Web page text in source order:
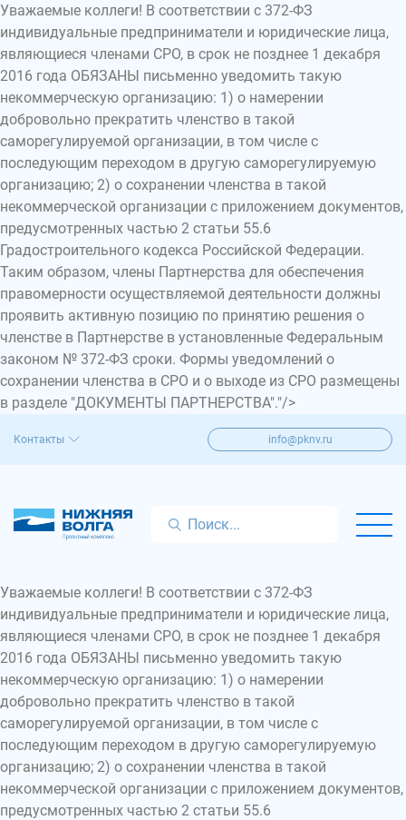
Уважаемые коллеги! В соответствии с 372-ФЗ
индивидуальные предприниматели и юридические лица,
являющиеся членами СРО, в срок не позднее 1 декабря
2016 года ОБЯЗАНЫ письменно уведомить такую
некоммерческую организацию: 1) о намерении
добровольно прекратить членство в такой
саморегулируемой организации, в том числе с
последующим переходом в другую саморегулируемую
организацию; 2) о сохранении членства в такой
некоммерческой организации с приложением документов,
предусмотренных частью 2 статьи 55.6
Градостроительного кодекса Российской Федерации.
Таким образом, члены Партнерства для обеспечения
правомерности осуществляемой деятельности должны
проявить активную позицию по принятию решения о
членстве в Партнерстве в установленные Федеральным
законом № 372-ФЗ сроки. Формы уведомлений о
сохранении членства в СРО и о выходе из СРО размещены
в разделе "ДОКУМЕНТЫ ПАРТНЕРСТВА"."/>
Контакты info@pknv.ru
Уважаемые коллеги! В соответствии с 372-ФЗ
индивидуальные предприниматели и юридические лица,
являющиеся членами СРО, в срок не позднее 1 декабря
2016 года ОБЯЗАНЫ письменно уведомить такую
некоммерческую организацию: 1) о намерении
добровольно прекратить членство в такой
саморегулируемой организации, в том числе с
последующим переходом в другую саморегулируемую
организацию; 2) о сохранении членства в такой
некоммерческой организации с приложением документов,
предусмотренных частью 2 статьи 55.6